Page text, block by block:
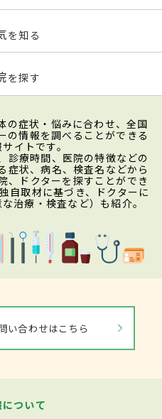
を知る
を探す
の症状・悩みに合わせ、全国
の情報を調べることができる
イトです。
診療時間、医院の特徴などの
症状、病名、検査名などから
、ドクターを探すことができ
自取材に基づき、ドクターに
治療・検査など）も紹介。
い合わせはこちら
ついて